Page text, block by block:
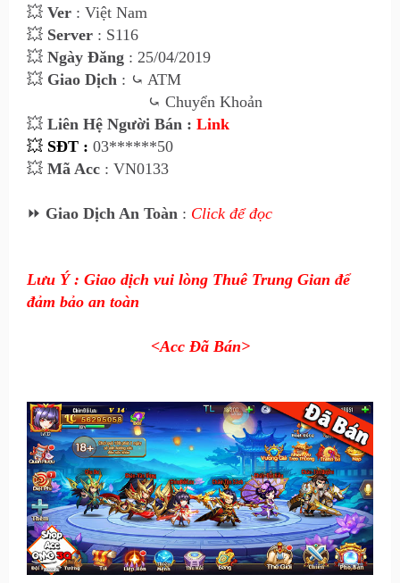
💥 Ver : Việt Nam
💥 Server : S116
💥 Ngày Đăng : 25/04/2019
💥 Giao Dịch : ⤿ ATM
⤿ Chuyển Khoản
💥 Liên Hệ Người Bán : Link
💥 SĐT : 03******50
💥 Mã Acc : VN0133
⏩ Giao Dịch An Toàn : Click để đọc
Lưu Ý : Giao dịch vui lòng Thuê Trung Gian để
đảm bảo an toàn
<Acc Đã Bán>